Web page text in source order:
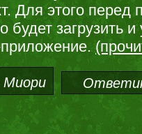
Для этого перед
загрузить и
Миори